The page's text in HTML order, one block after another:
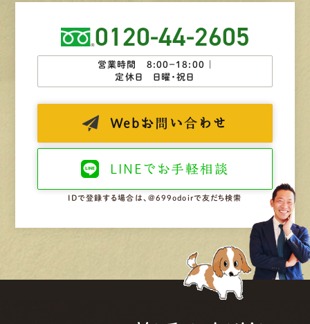
0120-44-2605
営業時間 8:00−18:00 ｜
定休日 日曜・祝日
Web お問い合わせ
LINEで お手軽相談
IDで登録する場合は、@699odoirで友だち検索